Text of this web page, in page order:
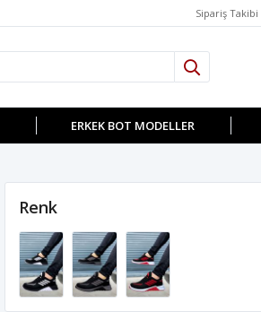
Sipariş Takibi
ERKEK BOT MODELLER
Renk